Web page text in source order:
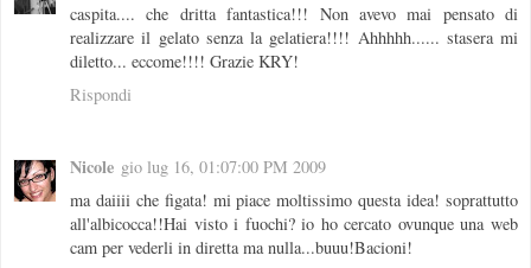
caspita.... che dritta fantastica!!! Non avevo mai pensato di
realizzare il gelato senza la gelatiera!!!! Ahhhhh...... stasera mi
diletto... eccome!!!! Grazie KRY!
Rispondi
Nicole gio lug 16, 01:07:00 PM 2009
ma daiiii che figata! mi piace moltissimo questa idea! soprattutto
all'albicocca!!Hai visto i fuochi? io ho cercato ovunque una web
cam per vederli in diretta ma nulla...buuu!Bacioni!